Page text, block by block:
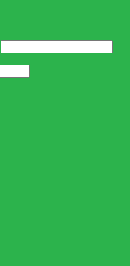
Required